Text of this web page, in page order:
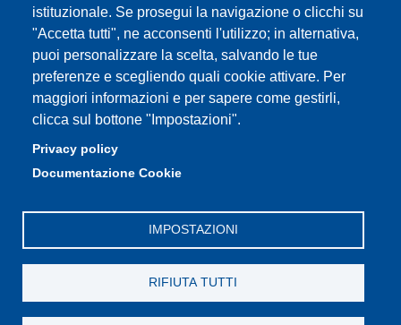
istituzionale. Se prosegui la navigazione o clicchi su
"Accetta tutti", ne acconsenti l'utilizzo; in alternativa,
puoi personalizzare la scelta, salvando le tue
preferenze e scegliendo quali cookie attivare. Per
maggiori informazioni e per sapere come gestirli,
clicca sul bottone "Impostazioni".
Privacy policy
Documentazione Cookie
IMPOSTAZIONI
RIFIUTA TUTTI
Partita IVA: 00427620364
Dipartimento di Scienze della Vita
Sede di Modena: Via Campi 287 - 41125 Modena
Tel. 059 2055140 - 059 2055144 - 059 2058527
Sede di Reggio Emilia: Via Amendola 2 (Padiglione Besta) -
42122 Reggio Emilia
E-mail: direttore.scienzevita@unimore.it
PEC: dsdv@pec.unimore.it